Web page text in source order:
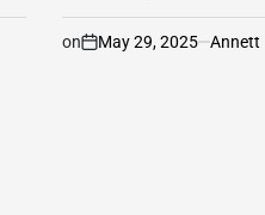
on May 29, 2025 Annett